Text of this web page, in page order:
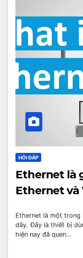
HỎI ĐÁP
Ethernet là
Ethernet và
Ethernet là một trong
dây. Đây là thiết bị
hiện nay đã quen…